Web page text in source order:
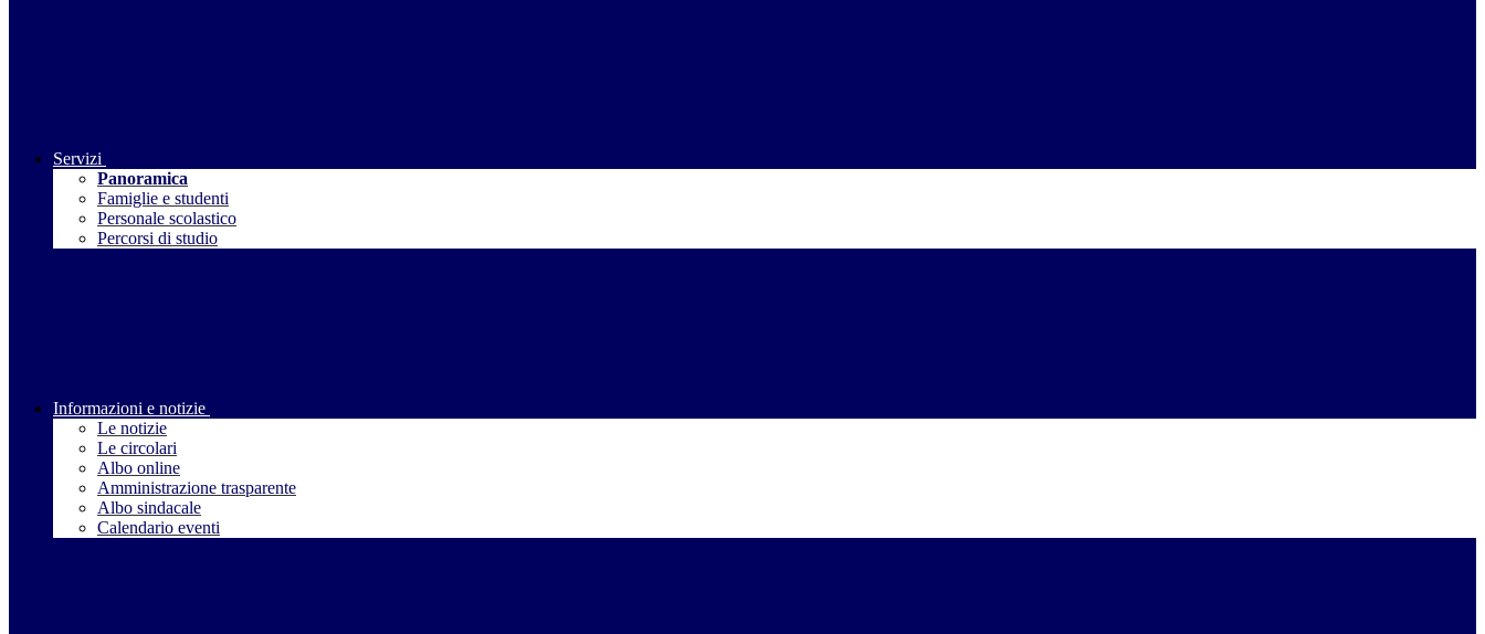
Servizi
Panoramica
Famiglie e studenti
Personale scolastico
Percorsi di studio
Informazioni e notizie
Le notizie
Le circolari
Albo online
Amministrazione trasparente
Albo sindacale
Calendario eventi